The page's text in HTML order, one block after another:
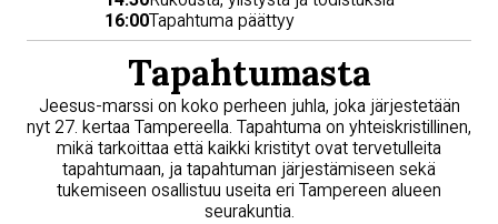
16:00Tapahtuma päättyy
Tapahtumasta
Jeesus-marssi on koko perheen juhla, joka järjestetään
nyt 27. kertaa Tampereella. Tapahtuma on yhteiskristillinen,
mikä tarkoittaa että kaikki kristityt ovat tervetulleita
tapahtumaan, ja tapahtuman järjestämiseen sekä
tukemiseen osallistuu useita eri Tampereen alueen
seurakuntia.